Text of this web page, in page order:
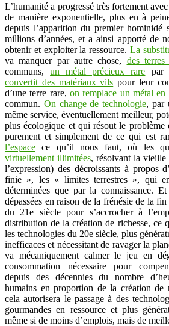
L’humanité a progressé très fortement
de manière exponentielle, plus en à
depuis l’apparition du premier
millions d’années, et a ainsi apporté de
obtenir et exploiter la ressource. La
va manquer par autre chose, des terres
communs,un métal précieux rare par
convertit des matériaux vils pour leur
d’une terre rare, on remplace un métal en
commun. On change de technologie, par
même service, éventuellement meilleur,
plus écologique et qui résout le problème
purement et simplement de ce qui est
l’espace ce qu’il nous faut, où les
virtuellement illimitées, résolvant la vieille
l’expression) des décroissants à propos
finie », les « limites terrestres », qui
déterminées que par la connaissance.
dépassées en raison de la frénésie de la
du 21e siècle pour s’accrocher à
distribution de la création de richesse, ce
les technologies du 20e siècle, plus
inefficaces et nécessitant de ravager la
va mécaniquement calmer le jeu en
consommation nécessaire pour
depuis des décennies du nombre
humains en proportion de la création de
cela autorisera le passage à des
gourmandes en ressource et plus
même si de moins d’emplois, mais de